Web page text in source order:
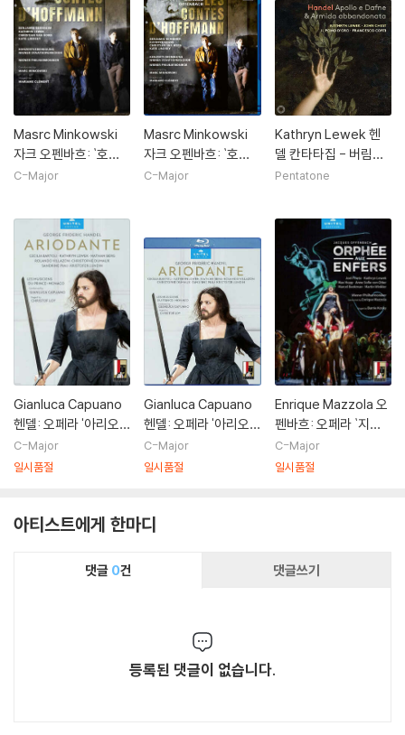
Masrc Minkowski
자크 오펜바흐: `호프
만 이야기` (Offenba
C-Major
Masrc Minkowski
자크 오펜바흐: `호프
만 이야기` (Offenba
C-Major
Kathryn Lewek 헨
델 칸타타집 - 버림받
은 아르미다, 아폴로와
mida abbandonat
a)
Pentatone
Gianluca Capuano
헨델: 오페라 '아리오
단테' (Handel: Ariod
ante)
C-Major
일시품절
Gianluca Capuano
헨델: 오페라 '아리오
단테' (Handel: Ariod
ante)
C-Major
일시품절
Enrique Mazzola 오
펜바흐: 오페라 `지옥
의 오르페` (Offenba
ch: Orphee aux Enf
C-Major
일시품절
아티스트에게 한마디
댓글 0건 댓글쓰기
등록된 댓글이 없습니다.